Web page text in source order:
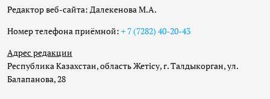
Редактор веб-сайта: Далекенова М.А.
Номер телефона приёмной: + 7 (7282) 40-20-43
Адрес редакции
Республика Казахстан, область Жетісу, г. Талдыкорган, ул.
Балапанова, 28